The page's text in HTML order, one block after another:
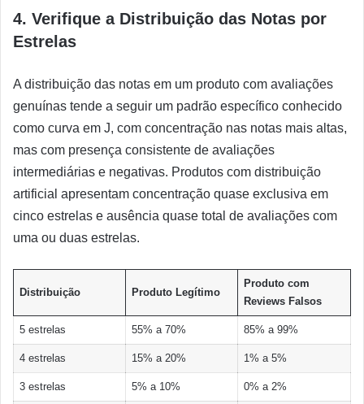
4. Verifique a Distribuição das Notas por
Estrelas
A distribuição das notas em um produto com avaliações
genuínas tende a seguir um padrão específico conhecido
como curva em J, com concentração nas notas mais altas,
mas com presença consistente de avaliações
intermediárias e negativas. Produtos com distribuição
artificial apresentam concentração quase exclusiva em
cinco estrelas e ausência quase total de avaliações com
uma ou duas estrelas.
Distribuição Produto Legítimo
Produto com
Reviews Falsos
5 estrelas 55% a 70% 85% a 99%
4 estrelas 15% a 20% 1% a 5%
3 estrelas 5% a 10% 0% a 2%